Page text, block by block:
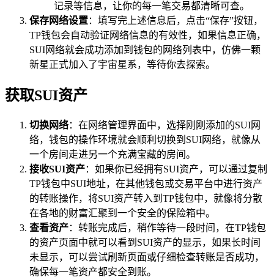
记录等信息，让你的每一笔交易都清晰可查。
保存网络设置：填写完上述信息后，点击“保存”按钮，
TP钱包会自动验证网络信息的有效性，如果信息正确，
SUI网络就会成功添加到钱包的网络列表中，仿佛一颗
新星正式加入了宇宙星系，等待你去探索。
获取SUI资产
切换网络：在网络管理界面中，选择刚刚添加的SUI网
络，钱包的操作环境就会顺利切换到SUI网络，就像从
一个房间走进另一个充满宝藏的房间。
接收SUI资产：如果你已经拥有SUI资产，可以通过复制
TP钱包中SUI地址，在其他钱包或交易平台中进行资产
的转账操作，将SUI资产转入到TP钱包中，就像将分散
在各地的财富汇聚到一个安全的保险箱中。
查看资产：转账完成后，稍作等待一段时间，在TP钱包
的资产页面中就可以看到SUI资产的显示，如果长时间
未显示，可以尝试刷新页面或仔细检查转账是否成功，
确保每一笔资产都安全到账。